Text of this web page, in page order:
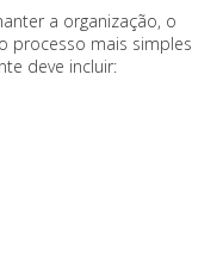
a organização, o
processo mais simples
deve incluir: